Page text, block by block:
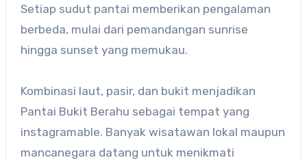
Setiap sudut pantai memberikan pengalaman
berbeda, mulai dari pemandangan sunrise
hingga sunset yang memukau.
Kombinasi laut, pasir, dan bukit menjadikan
Pantai Bukit Berahu sebagai tempat yang
instagramable. Banyak wisatawan lokal maupun
mancanegara datang untuk menikmati